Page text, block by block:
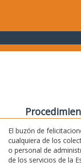
El buzón de
cualquiera de los
o personal de
de los servicios de la